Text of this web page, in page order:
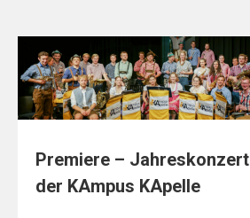
Premiere – Jahreskonzert
der KAmpus KApelle